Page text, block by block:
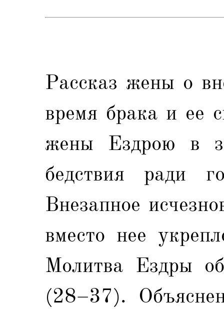
Рассказ жены о
время брака и ее
жены Ездрою в
бедствия ради
Внезапное
вместо нее
Молитва Ездры
(28–37).